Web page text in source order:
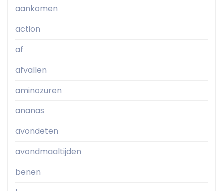
aankomen
action
af
afvallen
aminozuren
ananas
avondeten
avondmaaltijden
benen